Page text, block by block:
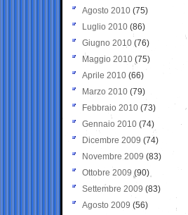
Agosto 2010 (75)
Luglio 2010 (86)
Giugno 2010 (76)
Maggio 2010 (75)
Aprile 2010 (66)
Marzo 2010 (79)
Febbraio 2010 (73)
Gennaio 2010 (74)
Dicembre 2009 (74)
Novembre 2009 (83)
Ottobre 2009 (90)
Settembre 2009 (83)
Agosto 2009 (56)